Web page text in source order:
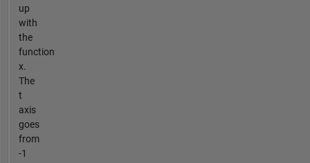
up
with
the
function
x.
The
t
axis
goes
from
-1